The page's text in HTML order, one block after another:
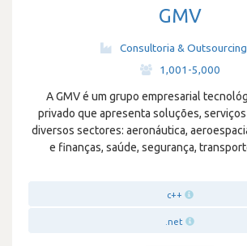
GMV
Consultoria &
1,001-5,000
A GMV é um grupo empresarial
privado que apresenta soluções,
diversos sectores: aeronáutica,
e finanças, saúde, segurança,
c++
.net